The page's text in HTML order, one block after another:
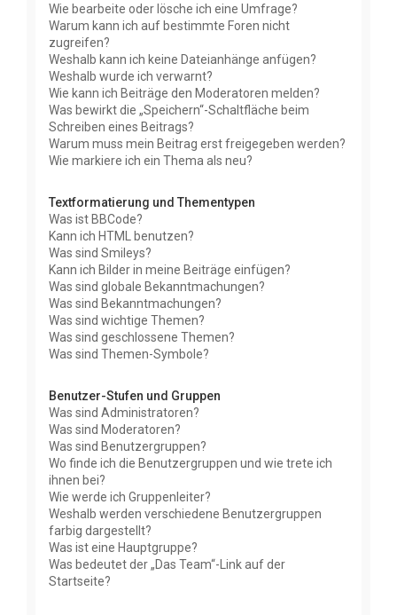
Wie bearbeite oder lösche ich eine Umfrage?
Warum kann ich auf bestimmte Foren nicht
zugreifen?
Weshalb kann ich keine Dateianhänge anfügen?
Weshalb wurde ich verwarnt?
Wie kann ich Beiträge den Moderatoren melden?
Was bewirkt die „Speichern“-Schaltfläche beim
Schreiben eines Beitrags?
Warum muss mein Beitrag erst freigegeben werden?
Wie markiere ich ein Thema als neu?
Textformatierung und Thementypen
Was ist BBCode?
Kann ich HTML benutzen?
Was sind Smileys?
Kann ich Bilder in meine Beiträge einfügen?
Was sind globale Bekanntmachungen?
Was sind Bekanntmachungen?
Was sind wichtige Themen?
Was sind geschlossene Themen?
Was sind Themen-Symbole?
Benutzer-Stufen und Gruppen
Was sind Administratoren?
Was sind Moderatoren?
Was sind Benutzergruppen?
Wo finde ich die Benutzergruppen und wie trete ich
ihnen bei?
Wie werde ich Gruppenleiter?
Weshalb werden verschiedene Benutzergruppen
farbig dargestellt?
Was ist eine Hauptgruppe?
Was bedeutet der „Das Team“-Link auf der
Startseite?